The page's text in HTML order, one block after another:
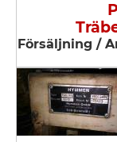
Försäljning /